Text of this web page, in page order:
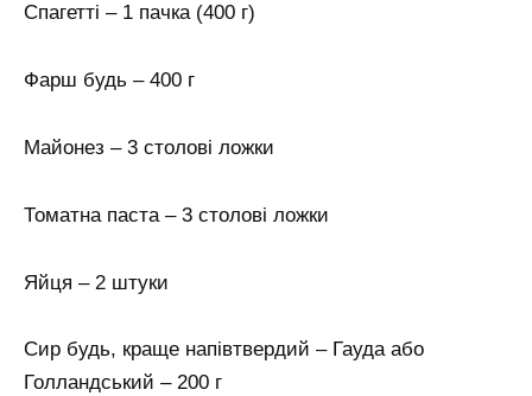
Спагетті – 1 пачка (400 г)
Фарш будь – 400 г
Майонез – 3 столові ложки
Томатна паста – 3 столові ложки
Яйця – 2 штуки
Сир будь, краще напівтвердий – Гауда або
Голландський – 200 г